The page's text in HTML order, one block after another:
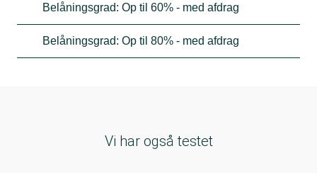
Belåningsgrad: Op til 60% - med afdrag
Belåningsgrad: Op til 80% - med afdrag
Vi har også testet